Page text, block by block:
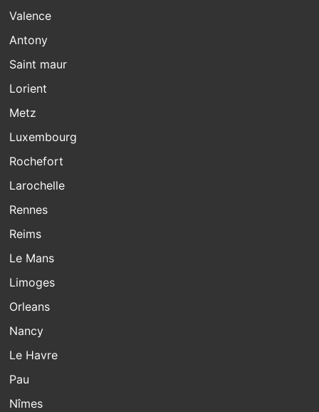
Valence
Antony
Saint maur
Lorient
Metz
Luxembourg
Rochefort
Larochelle
Rennes
Reims
Le Mans
Limoges
Orleans
Nancy
Le Havre
Pau
Nîmes